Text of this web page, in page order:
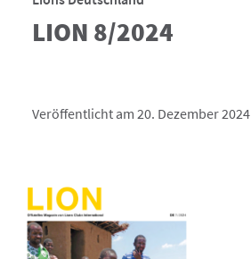
LION 8/2024
Veröffentlicht am 20. Dezember 2024